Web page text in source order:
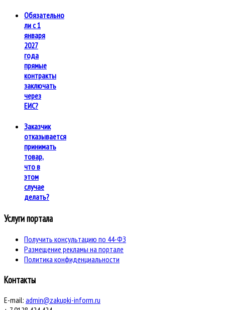
Обязательно
ли с 1
января
2027
года
прямые
контракты
заключать
через
ЕИС?
Заказчик
отказывается
принимать
товар,
что в
этом
случае
делать?
Услуги портала
Получить консультацию по 44-ФЗ
Размещение рекламы на портале
Политика конфиденциальности
Контакты
E-mail: admin@zakupki-inform.ru